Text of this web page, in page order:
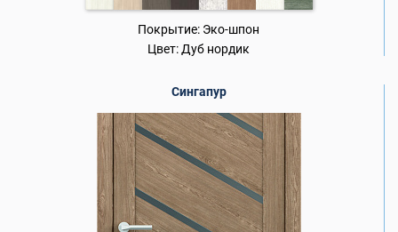
Покрытие: Эко-шпон
Цвет: Дуб нордик
Сингапур